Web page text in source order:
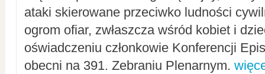
ataki skierowane przeciwko ludności
ogrom ofiar, zwłaszcza wśród kobiet i
oświadczeniu członkowie Konferencji
obecni na 391. Zebraniu Plenarnym.